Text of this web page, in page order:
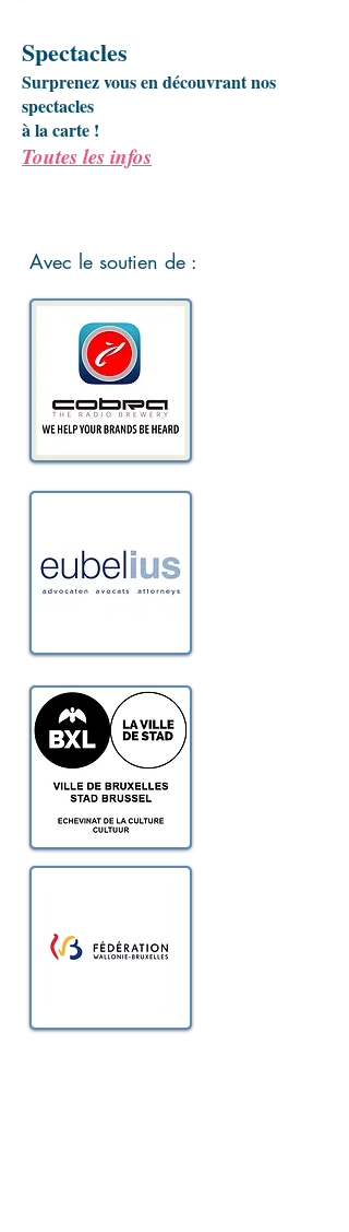
Spectacles
Surprenez vous en découvrant nos
spectacles​
à la carte !
Toutes les infos
Avec le soutien de :